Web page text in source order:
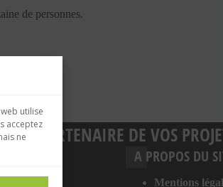
utilise
acceptez
ne
de personnes.
PARTENAIRE DE VOS
A PROPOS DU
Mentions